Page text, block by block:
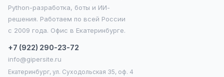
Python-разработка, боты и ИИ-
решения. Работаем по всей России
с 2009 года. Офис в Екатеринбурге.
+7 (922) 290-23-72
info@gipersite.ru
Екатеринбург, ул. Суходольская 35, оф. 4